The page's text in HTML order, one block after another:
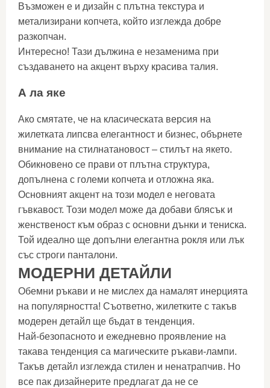
Възможен е и дизайн с плътна текстура и
метализирани копчета, който изглежда добре
разкопчан.
Интересно! Тази дължина е незаменима при
създаването на акцент върху красива талия.
А ла яке
Ако смятате, че на класическата версия на
жилетката липсва елегантност и бизнес, обърнете
внимание на стилнатановост – стилът на якето.
Обикновено се прави от плътна структура,
допълнена с големи копчета и отложна яка.
Основният акцент на този модел е неговата
гъвкавост. Този модел може да добави блясък и
женственост към образ с основни дънки и тениска.
Той идеално ще допълни елегантна рокля или лък
със строги панталони.
МОДЕРНИ ДЕТАЙЛИ
Обемни ръкави и не мислех да намалят инерцията
на популярността! Съответно, жилетките с такъв
модерен детайл ще бъдат в тенденция.
Най-безопасното и ежедневно проявление на
такава тенденция са магическите ръкави-лампи.
Такъв детайл изглежда стилен и ненатрапчив. Но
все пак дизайнерите предлагат да не се